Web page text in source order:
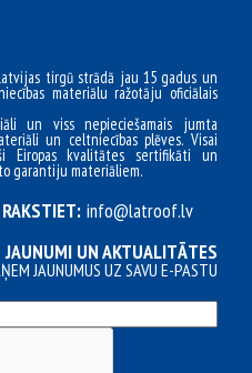
tirgū strādā jau 15 gadus un
materiālu ražotāju oficiālais
un viss nepieciešamais jumta
un celtniecības plēves. Visai
Eiropas kvalitātes sertifikāti un
garantiju materiāliem.
RAKSTIET: info@latroof.lv
JAUNUMI UN AKTUALITĀTES
JAUNUMUS UZ SAVU E-PASTU